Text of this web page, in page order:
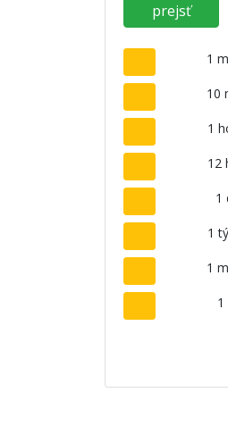
prejsť
1
10
1
12
1
1
1